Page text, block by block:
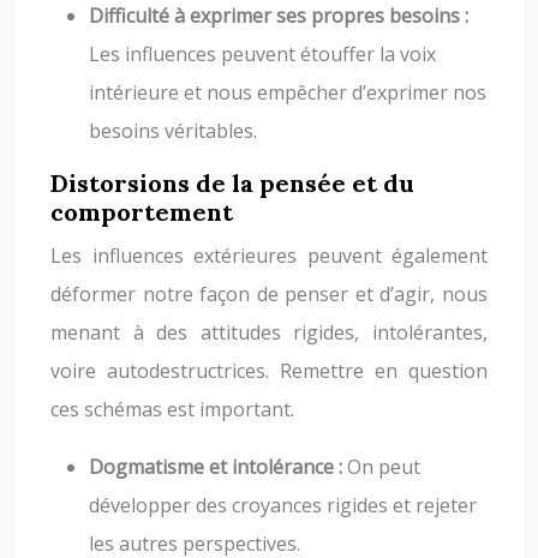
Difficulté à exprimer ses propres besoins :
Les influences peuvent étouffer la voix
intérieure et nous empêcher d’exprimer nos
besoins véritables.
Distorsions de la pensée et du
comportement
Les influences extérieures peuvent également
déformer notre façon de penser et d’agir, nous
menant à des attitudes rigides, intolérantes,
voire autodestructrices. Remettre en question
ces schémas est important.
Dogmatisme et intolérance :On peut
développer des croyances rigides et rejeter
les autres perspectives.